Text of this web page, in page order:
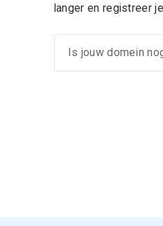
langer en registreer